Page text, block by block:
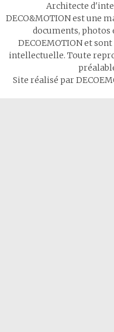
Architecte
DECO&MOTION est une
documents, photos
DECOEMOTION et
intellectuelle. Toute
Site réalisé par